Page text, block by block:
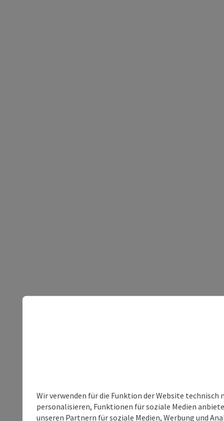
Wir verwenden für die Funktion der Website
personalisieren, Funktionen für soziale Medien
unseren Partnern für soziale Medien, Werbung und